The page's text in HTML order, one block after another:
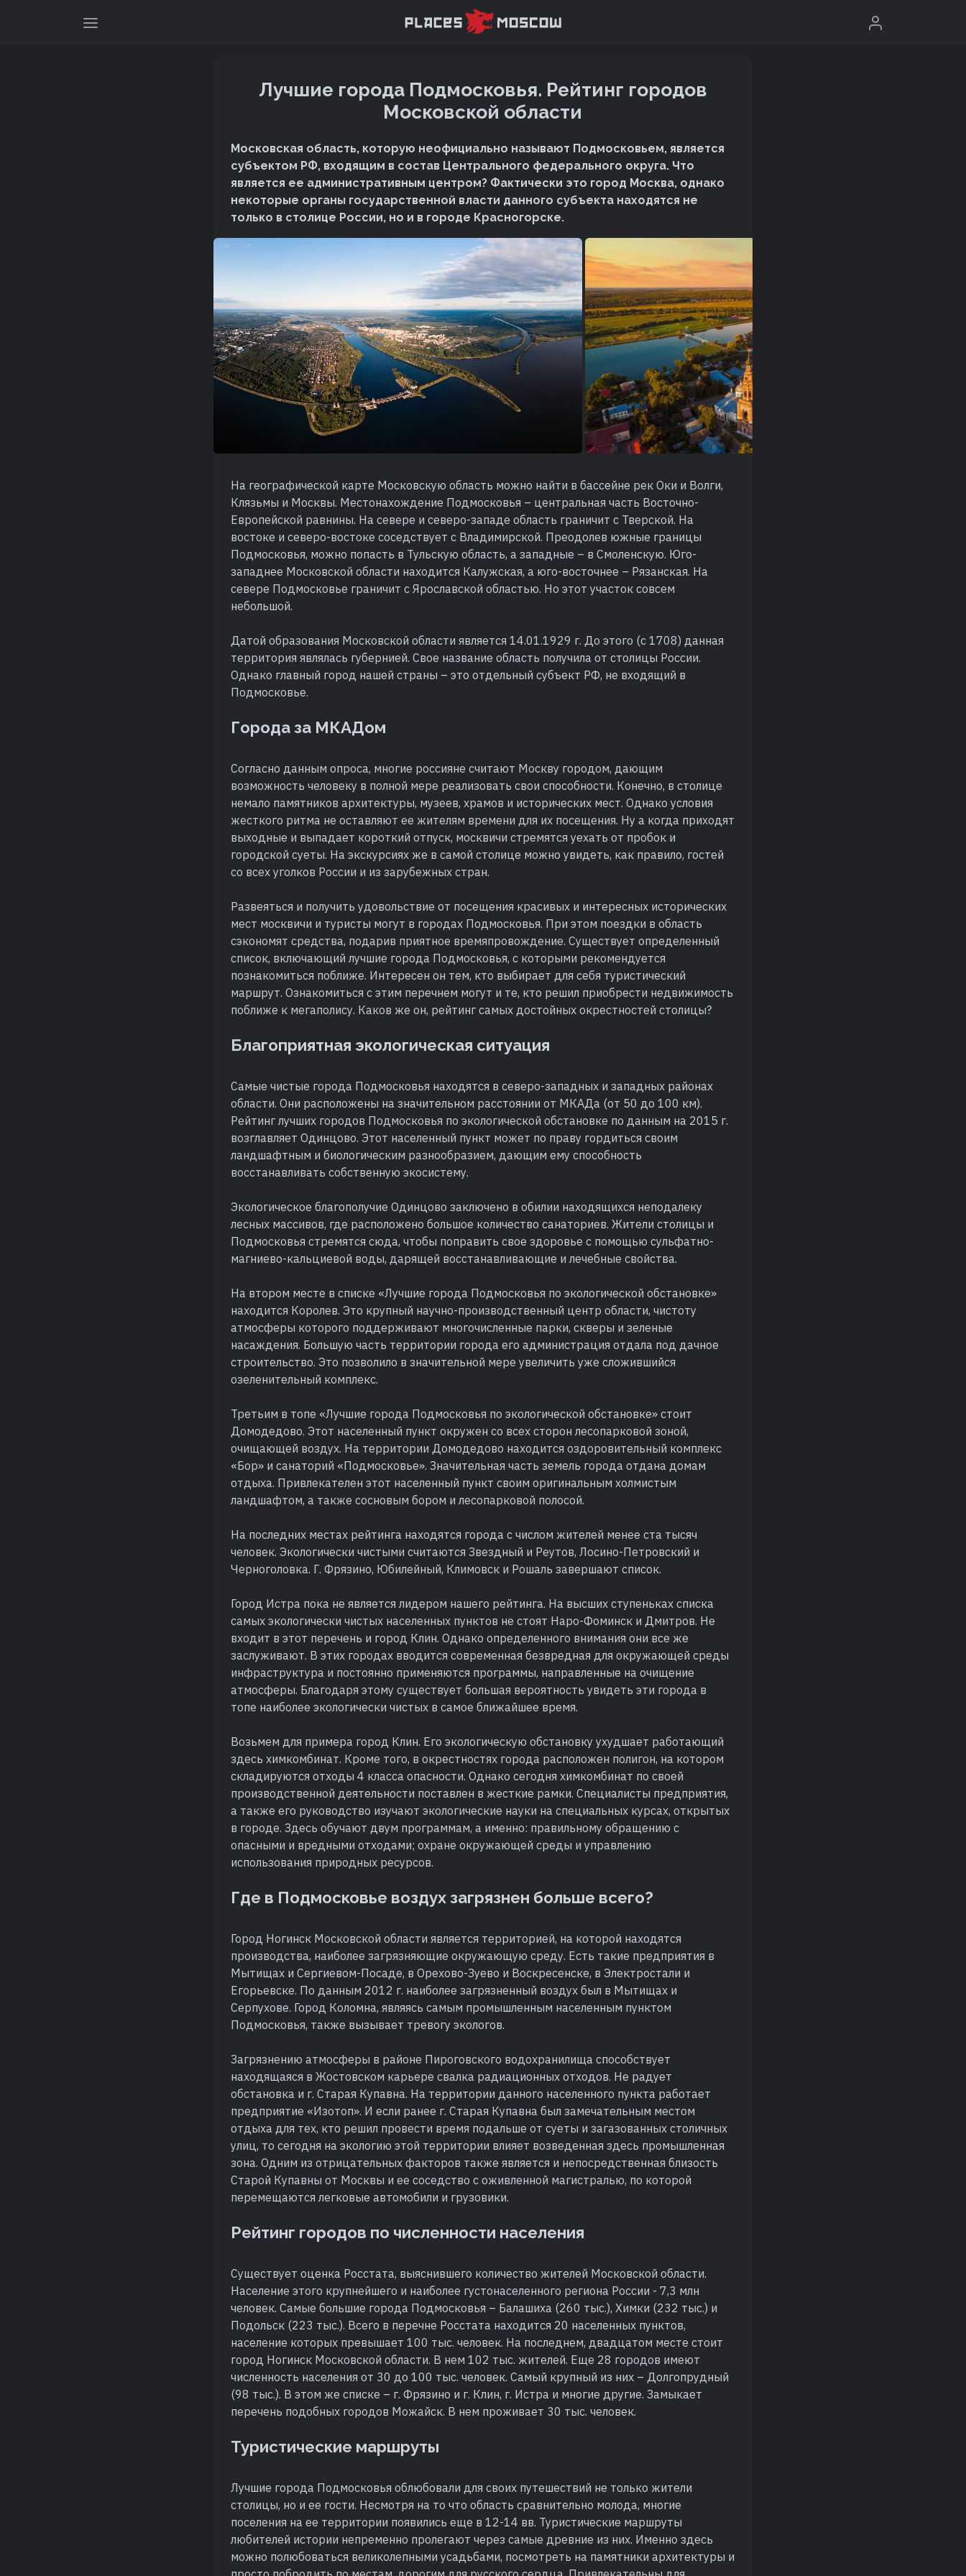
Лучшие города Подмосковья. Рейтинг городов
Московской области
Московская область, которую неофициально называют Подмосковьем, является
субъектом РФ, входящим в состав Центрального федерального округа. Что
является ее административным центром? Фактически это город Москва, однако
некоторые органы государственной власти данного субъекта находятся не
только в столице России, но и в городе Красногорске.
На географической карте Московскую область можно найти в бассейне рек Оки и Волги,
Клязьмы и Москвы. Местонахождение Подмосковья – центральная часть Восточно-
Европейской равнины. На севере и северо-западе область граничит с Тверской. На
востоке и северо-востоке соседствует с Владимирской. Преодолев южные границы
Подмосковья, можно попасть в Тульскую область, а западные – в Смоленскую. Юго-
западнее Московской области находится Калужская, а юго-восточнее – Рязанская. На
севере Подмосковье граничит с Ярославской областью. Но этот участок совсем
небольшой.
Датой образования Московской области является 14.01.1929 г. До этого (с 1708) данная
территория являлась губернией. Свое название область получила от столицы России.
Однако главный город нашей страны – это отдельный субъект РФ, не входящий в
Подмосковье.
Города за МКАДом
Согласно данным опроса, многие россияне считают Москву городом, дающим
возможность человеку в полной мере реализовать свои способности. Конечно, в столице
немало памятников архитектуры, музеев, храмов и исторических мест. Однако условия
жесткого ритма не оставляют ее жителям времени для их посещения. Ну а когда приходят
выходные и выпадает короткий отпуск, москвичи стремятся уехать от пробок и
городской суеты. На экскурсиях же в самой столице можно увидеть, как правило, гостей
со всех уголков России и из зарубежных стран.
Развеяться и получить удовольствие от посещения красивых и интересных исторических
мест москвичи и туристы могут в городах Подмосковья. При этом поездки в область
сэкономят средства, подарив приятное времяпровождение. Существует определенный
список, включающий лучшие города Подмосковья, с которыми рекомендуется
познакомиться поближе. Интересен он тем, кто выбирает для себя туристический
маршрут. Ознакомиться с этим перечнем могут и те, кто решил приобрести недвижимость
поближе к мегаполису. Каков же он, рейтинг самых достойных окрестностей столицы?
Благоприятная экологическая ситуация
Самые чистые города Подмосковья находятся в северо-западных и западных районах
области. Они расположены на значительном расстоянии от МКАДа (от 50 до 100 км).
Рейтинг лучших городов Подмосковья по экологической обстановке по данным на 2015 г.
возглавляет Одинцово. Этот населенный пункт может по праву гордиться своим
ландшафтным и биологическим разнообразием, дающим ему способность
восстанавливать собственную экосистему.
Экологическое благополучие Одинцово заключено в обилии находящихся неподалеку
лесных массивов, где расположено большое количество санаториев. Жители столицы и
Подмосковья стремятся сюда, чтобы поправить свое здоровье с помощью сульфатно-
магниево-кальциевой воды, дарящей восстанавливающие и лечебные свойства.
На втором месте в списке «Лучшие города Подмосковья по экологической обстановке»
находится Королев. Это крупный научно-производственный центр области, чистоту
атмосферы которого поддерживают многочисленные парки, скверы и зеленые
насаждения. Большую часть территории города его администрация отдала под дачное
строительство. Это позволило в значительной мере увеличить уже сложившийся
озеленительный комплекс.
Третьим в топе «Лучшие города Подмосковья по экологической обстановке» стоит
Домодедово. Этот населенный пункт окружен со всех сторон лесопарковой зоной,
очищающей воздух. На территории Домодедово находится оздоровительный комплекс
«Бор» и санаторий «Подмосковье». Значительная часть земель города отдана домам
отдыха. Привлекателен этот населенный пункт своим оригинальным холмистым
ландшафтом, а также сосновым бором и лесопарковой полосой.
На последних местах рейтинга находятся города с числом жителей менее ста тысяч
человек. Экологически чистыми считаются Звездный и Реутов, Лосино-Петровский и
Черноголовка. Г. Фрязино, Юбилейный, Климовск и Рошаль завершают список.
Город Истра пока не является лидером нашего рейтинга. На высших ступеньках списка
самых экологически чистых населенных пунктов не стоят Наро-Фоминск и Дмитров. Не
входит в этот перечень и город Клин. Однако определенного внимания они все же
заслуживают. В этих городах вводится современная безвредная для окружающей среды
инфраструктура и постоянно применяются программы, направленные на очищение
атмосферы. Благодаря этому существует большая вероятность увидеть эти города в
топе наиболее экологически чистых в самое ближайшее время.
Возьмем для примера город Клин. Его экологическую обстановку ухудшает работающий
здесь химкомбинат. Кроме того, в окрестностях города расположен полигон, на котором
складируются отходы 4 класса опасности. Однако сегодня химкомбинат по своей
производственной деятельности поставлен в жесткие рамки. Специалисты предприятия,
а также его руководство изучают экологические науки на специальных курсах, открытых
в городе. Здесь обучают двум программам, а именно: правильному обращению с
опасными и вредными отходами; охране окружающей среды и управлению
использования природных ресурсов.
Где в Подмосковье воздух загрязнен больше всего?
Город Ногинск Московской области является территорией, на которой находятся
производства, наиболее загрязняющие окружающую среду. Есть такие предприятия в
Мытищах и Сергиевом-Посаде, в Орехово-Зуево и Воскресенске, в Электростали и
Егорьевске. По данным 2012 г. наиболее загрязненный воздух был в Мытищах и
Серпухове. Город Коломна, являясь самым промышленным населенным пунктом
Подмосковья, также вызывает тревогу экологов.
Загрязнению атмосферы в районе Пироговского водохранилища способствует
находящаяся в Жостовском карьере свалка радиационных отходов. Не радует
обстановка и г. Старая Купавна. На территории данного населенного пункта работает
предприятие «Изотоп». И если ранее г. Старая Купавна был замечательным местом
отдыха для тех, кто решил провести время подальше от суеты и загазованных столичных
улиц, то сегодня на экологию этой территории влияет возведенная здесь промышленная
зона. Одним из отрицательных факторов также является и непосредственная близость
Старой Купавны от Москвы и ее соседство с оживленной магистралью, по которой
перемещаются легковые автомобили и грузовики.
Рейтинг городов по численности населения
Существует оценка Росстата, выяснившего количество жителей Московской области.
Население этого крупнейшего и наиболее густонаселенного региона России - 7,3 млн
человек. Самые большие города Подмосковья – Балашиха (260 тыс.), Химки (232 тыс.) и
Подольск (223 тыс.). Всего в перечне Росстата находится 20 населенных пунктов,
население которых превышает 100 тыс. человек. На последнем, двадцатом месте стоит
город Ногинск Московской области. В нем 102 тыс. жителей. Еще 28 городов имеют
численность населения от 30 до 100 тыс. человек. Самый крупный из них – Долгопрудный
(98 тыс.). В этом же списке – г. Фрязино и г. Клин, г. Истра и многие другие. Замыкает
перечень подобных городов Можайск. В нем проживает 30 тыс. человек.
Туристические маршруты
Лучшие города Подмосковья облюбовали для своих путешествий не только жители
столицы, но и ее гости. Несмотря на то что область сравнительно молода, многие
поселения на ее территории появились еще в 12-14 вв. Туристические маршруты
любителей истории непременно пролегают через самые древние из них. Именно здесь
можно полюбоваться великолепными усадьбами, посмотреть на памятники архитектуры и